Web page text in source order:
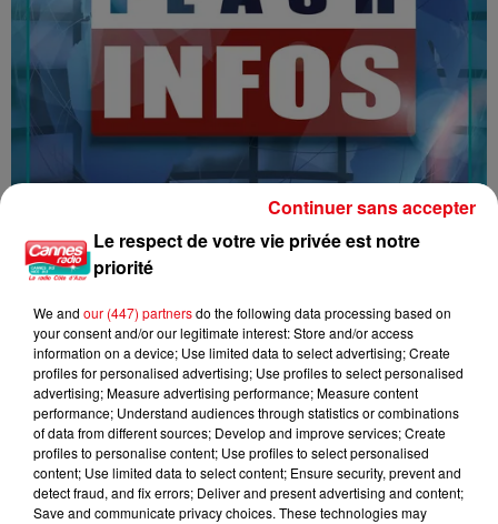
Le respect de votre vie privée est notre
priorité
We and our (447) partnersdo the following data processing based on
your consent and/or our legitimate interest: Store and/or access
information on a device; Use limited data to select advertising; Create
profiles for personalised advertising; Use profiles to select personalised
advertising; Measure advertising performance; Measure content
performance; Understand audiences through statistics or combinations
of data from different sources; Develop and improve services; Create
profiles to personalise content; Use profiles to select personalised
content; Use limited data to select content; Ensure security, prevent and
detect fraud, and fix errors; Deliver and present advertising and content;
Save and communicate privacy choices. These technologies may
Continuer sans accepter